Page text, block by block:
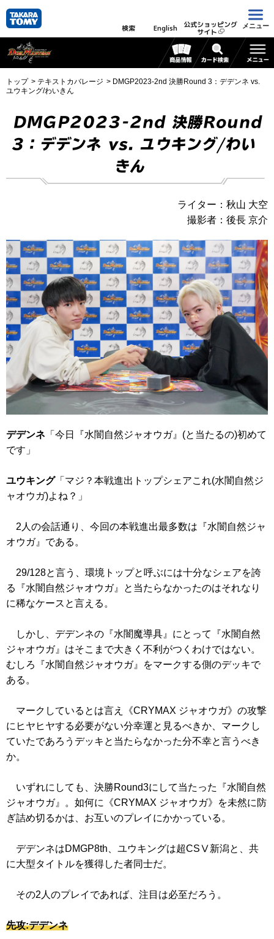
検索 English 公式ショッピング
サイト
メニュー
トップ テキストカバレージ
DMGP2023-2nd 決勝Round 3：デデンネ vs.
ユウキング/わいきん
DMGP2023-2nd 決勝Round
3：デデンネ vs. ユウキング/わい
きん
ライター：秋山 大空
撮影者：後長 京介
デデンネ 「今日『水闇自然ジャオウガ』(と当たるの)初めて
です」
ユウキング「マジ？本戦進出トップシェアこれ(水闇自然ジ
ャオウガ)よね？」
2人の会話通り、今回の本戦進出最多数は『水闇自然ジャ
オウガ』である。
29/128と言う、環境トップと呼ぶには十分なシェアを誇
る『水闇自然ジャオウガ』と当たらなかったのはそれなり
に稀なケースと言える。
しかし、デデンネの『水闇魔導具』にとって『水闇自然
ジャオウガ』はそこまで大きく不利がつくわけではない。
むしろ『水闇自然ジャオウガ』をマークする側のデッキで
ある。
マークしているとは言え 《CRYMAX ジャオウガ》 の攻撃
にヒヤヒヤする必要がない分幸運と見るべきか、マークし
ていたであろうデッキと当たらなかった分不幸と言うべき
か。
いずれにしても、決勝Round3にして当たった『水闇自然
ジャオウガ』。如何に
《CRYMAX ジャオウガ》
を未然に防
ぎ詰め切るかは、お互いのプレイにかかっている。
デデンネはDMGP8th、ユウキングは超CSⅤ新潟と、共
に大型タイトルを獲得した者同士だ。
その2人のプレイであれば、注目は必至だろう。
先攻:デデンネ